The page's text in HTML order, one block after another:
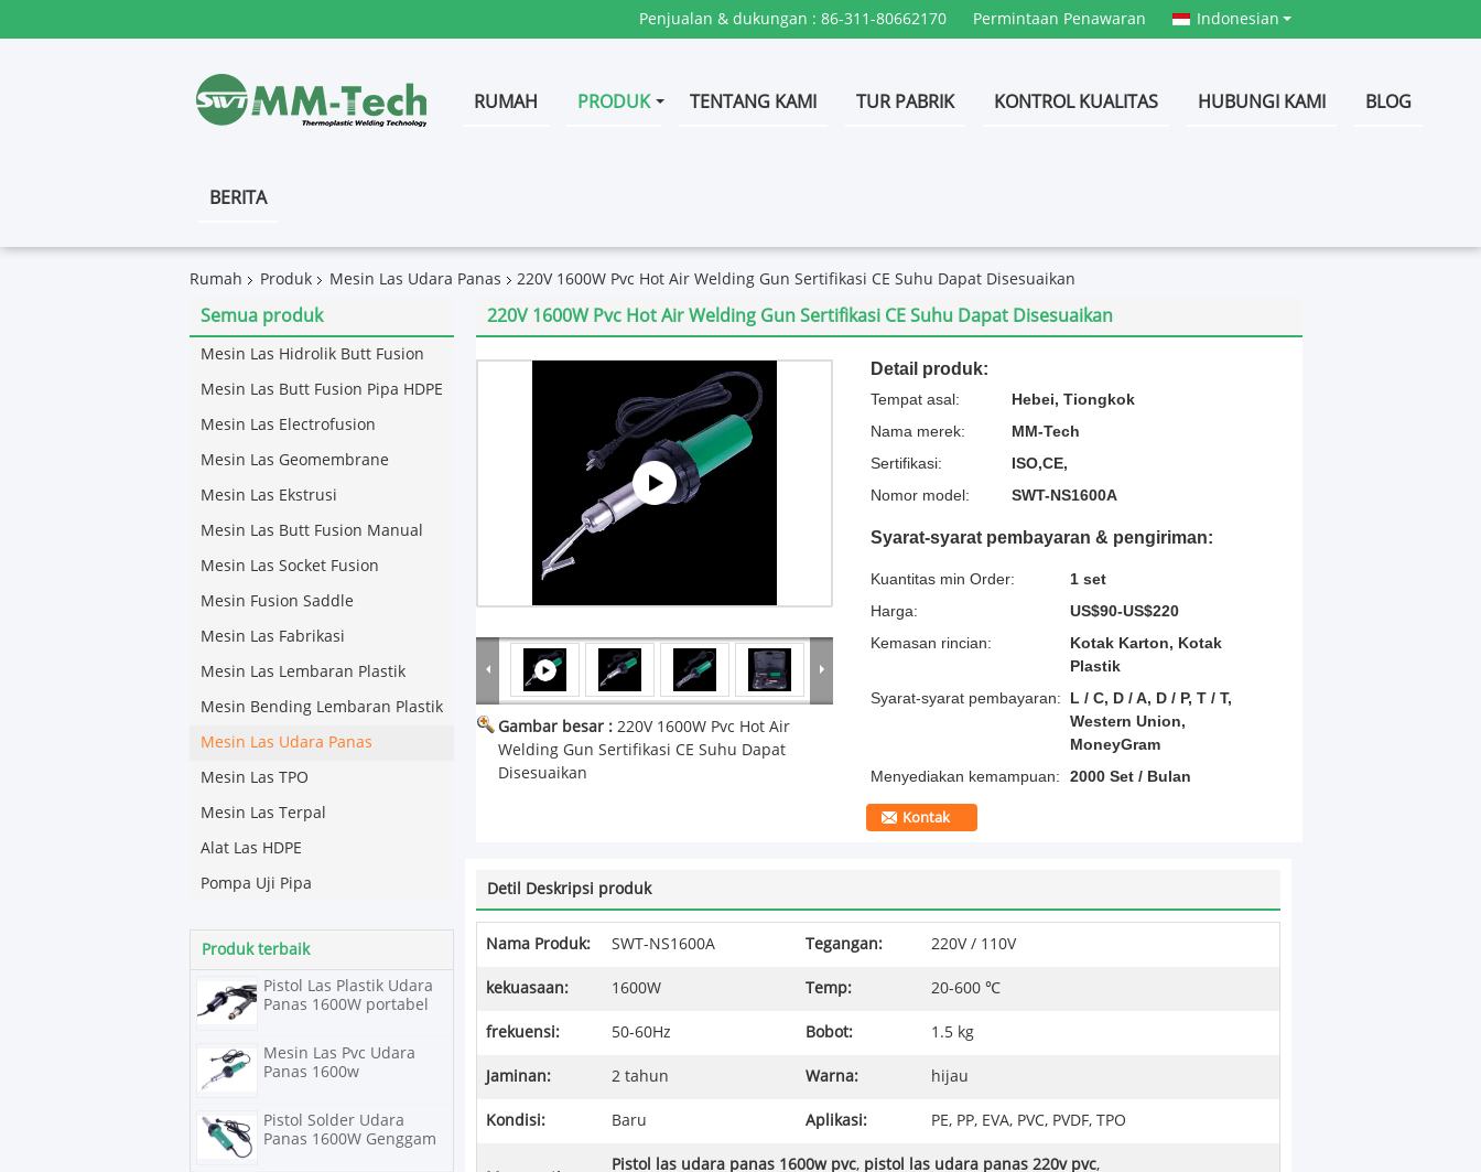
Penjualan & dukungan : 86-311-80662170 Permintaan Penawaran Indonesian
RUMAH PRODUK TENTANG KAMI TUR PABRIK KONTROL KUALITAS HUBUNGI KAMI BLOG
BERITA
Rumah Produk Mesin Las Udara Panas 220V 1600W Pvc Hot Air Welding Gun Sertifikasi CE Suhu Dapat Disesuaikan
Semua produk
Mesin Las Hidrolik Butt Fusion
Mesin Las Butt Fusion Pipa HDPE
Mesin Las Electrofusion
Mesin Las Geomembrane
Mesin Las Ekstrusi
Mesin Las Butt Fusion Manual
Mesin Las Socket Fusion
Mesin Fusion Saddle
Mesin Las Fabrikasi
Mesin Las Lembaran Plastik
Mesin Bending Lembaran Plastik
Mesin Las Udara Panas
Mesin Las TPO
Mesin Las Terpal
Alat Las HDPE
Pompa Uji Pipa
Produk terbaik
Pistol Las Plastik Udara
Panas 1600W portabel
Mesin Las Pvc Udara
Panas 1600w
Pistol Solder Udara
Panas 1600W Genggam
220V 1600W Pvc Hot Air Welding Gun Sertifikasi CE Suhu Dapat Disesuaikan
Gambar besar : 220V 1600W Pvc Hot Air
Welding Gun Sertifikasi CE Suhu Dapat
Disesuaikan
Detail produk:
Tempat asal:
Hebei, Tiongkok
Nama merek:
MM-Tech
Sertifikasi:
ISO,CE,
Nomor model:
SWT-NS1600A
Syarat-syarat pembayaran & pengiriman:
Kuantitas min Order:
1 set
Harga:
US$90-US$220
Kemasan rincian:
Kotak Karton, Kotak
Plastik
Syarat-syarat pembayaran:
L / C, D / A, D / P, T / T,
Western Union,
MoneyGram
Menyediakan kemampuan:
2000 Set / Bulan
Kontak
Detil Deskripsi produk
Nama Produk: SWT-NS1600A Tegangan: 220V / 110V
kekuasaan: 1600W Temp: 20-600 ℃
frekuensi: 50-60Hz Bobot: 1.5 kg
Jaminan: 2 tahun Warna: hijau
Kondisi: Baru Aplikasi: PE, PP, EVA, PVC, PVDF, TPO
Pistol las udara panas 1600w pvc, pistol las udara panas 220v pvc,